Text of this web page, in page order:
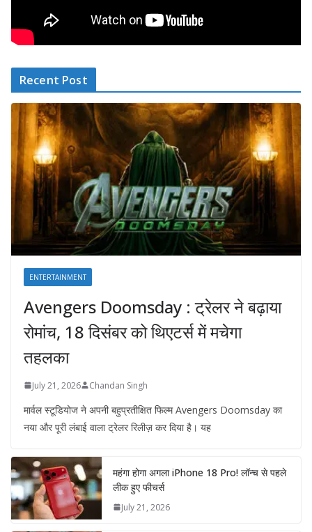
Recent Post
ENTERTAINMENT
Avengers Doomsday : ट्रेलर ने बढ़ाया
रोमांच, 18 दिसंबर को थिएटर्स में मचेगा
तहलका
July 21, 2026 Chandan Singh
मार्वल स्टूडियोज ने अपनी बहुप्रतीक्षित फिल्म Avengers Doomsday का
नया और पूरी लंबाई वाला ट्रेलर रिलीज़ कर दिया है। यह
महंगा होगा अगला iPhone 18 Pro! लॉन्च से पहले
लीक हुए फीचर्स
July 21, 2026